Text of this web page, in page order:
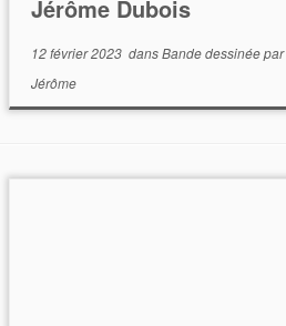
Jérôme Dubois
12 février 2023dansBande dessinéepar
Jérôme